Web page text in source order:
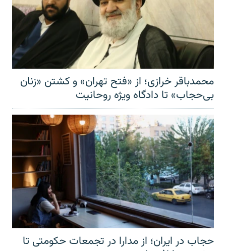
محمدباقر خرازی؛ از «فتح تهران» و کشتن «زنان
بی‌حجاب» تا دادگاه ویژه روحانیت
حجاب در ایران؛ از مدارا در تجمعات حکومتی تا